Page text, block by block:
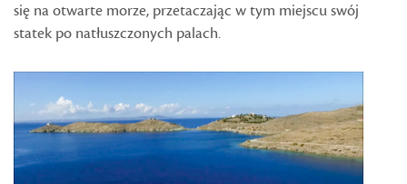
się na otwarte morze, przetaczając w tym miejscu swój
statek po natłuszczonych palach.